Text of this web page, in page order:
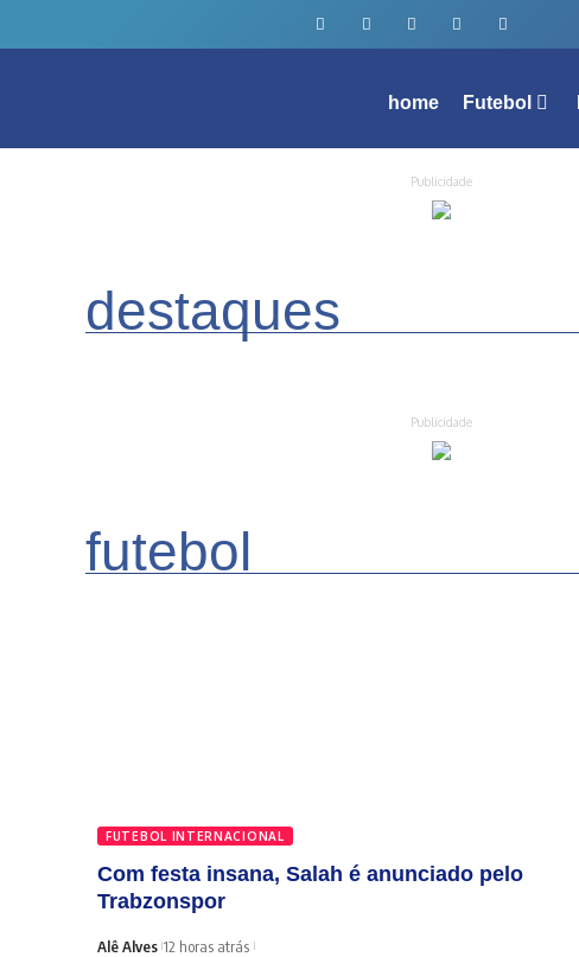
home Futebol
Publicidade
destaques
Publicidade
futebol
FUTEBOL INTERNACIONAL
Com festa insana, Salah é anunciado pelo
Trabzonspor
Alê Alves 12 horas atrás